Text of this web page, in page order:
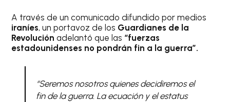
A través de un comunicado difundido por medios
iraníes, un portavoz de los Guardianes de la
Revoluciónadelantó que las “fuerzas
estadounidenses no pondrán fin a la guerra”.
“Seremos nosotros quienes decidiremos el
fin de la guerra. La ecuación y el estatus